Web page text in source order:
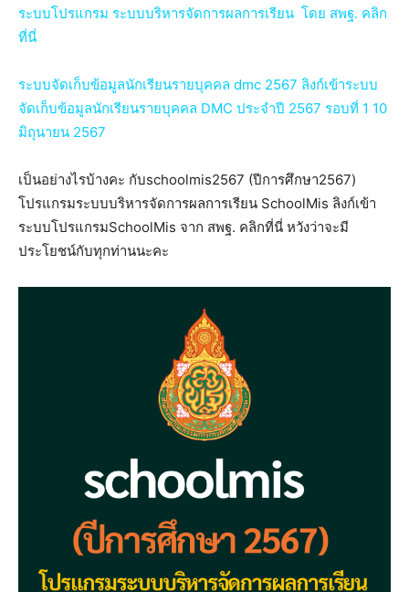
ระบบโปรแกรม ระบบบริหารจัดการผลการเรียน โดย สพฐ. คลิก
ที่นี่
ระบบจัดเก็บข้อมูลนักเรียนรายบุคคล dmc 2567 ลิงก์เข้าระบบ
จัดเก็บข้อมูลนักเรียนรายบุคคล DMC ประจำปี 2567 รอบที่ 1 10
มิถุนายน 2567
เป็นอย่างไรบ้างคะ กับschoolmis2567 (ปีการศึกษา2567)
โปรแกรมระบบบริหารจัดการผลการเรียน SchoolMis ลิงก์เข้า
ระบบโปรแกรมSchoolMis จาก สพฐ. คลิกที่นี่ หวังว่าจะมี
ประโยชน์กับทุกท่านนะคะ